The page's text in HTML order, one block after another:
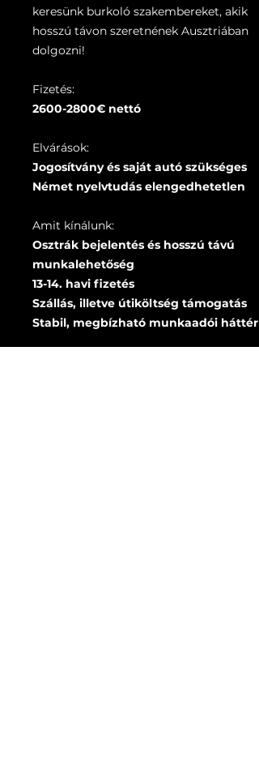
keresünk burkoló szakembereket, akik
hosszú távon szeretnének Ausztriában
dolgozni!
Fizetés:
2600-2800€ nettó
Elvárások:
Jogosítvány és saját autó szükséges
Német nyelvtudás elengedhetetlen
Amit kínálunk:
Osztrák bejelentés és hosszú távú
munkalehetőség
13-14. havi fizetés
Szállás, illetve útiköltség támogatás
Stabil, megbízható munkaadói háttér